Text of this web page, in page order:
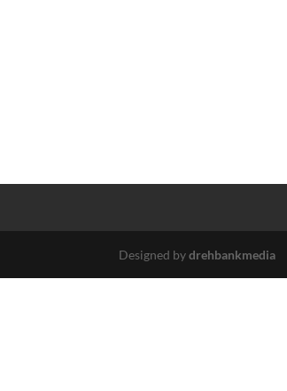
Designed bydrehbankmedia